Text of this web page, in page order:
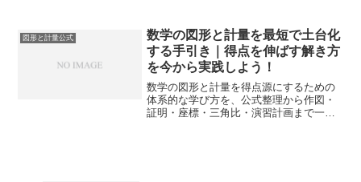
図形と計量公式
数学の図形と計量を最短で土台化
する手引き｜得点を伸ばす解き方
を今から実践しよう！
数学の図形と計量を得点源にするための
体系的な学び方を、公式整理から作図・
証明・座標・三角比・演習計画まで一気